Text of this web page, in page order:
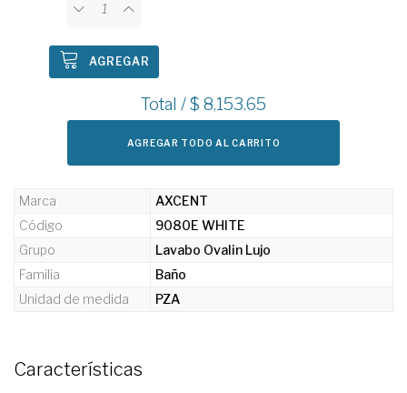
AGREGAR
Total / $ 8,153.65
AGREGAR TODO AL CARRITO
Marca
AXCENT
Código
9080E WHITE
Grupo
Lavabo Ovalin Lujo
Familia
Baño
Unidad de medida
PZA
Características